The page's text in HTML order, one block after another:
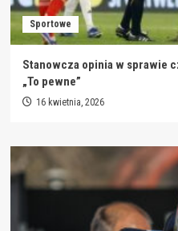
Sportowe
Stanowcza opinia w sprawie
„To pewne”
16 kwietnia, 2026